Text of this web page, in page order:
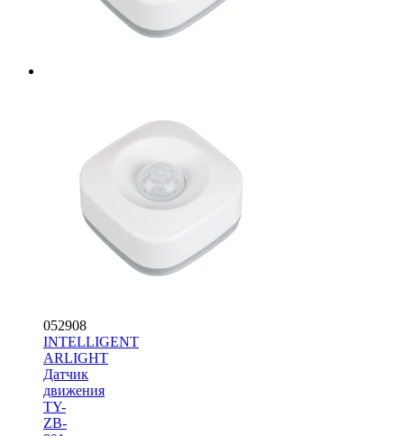
052908
INTELLIGENT
ARLIGHT
Датчик
движения
TY-
ZB-